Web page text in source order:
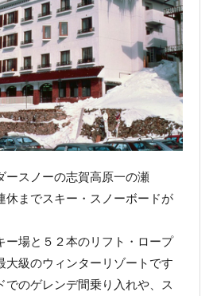
ースノーの志賀高原一の瀬
休までスキー・スノーボードが
ー場と５２本のリフト・ロープ
大級のウィンターリゾートです
でのゲレンデ間乗り入れや、ス